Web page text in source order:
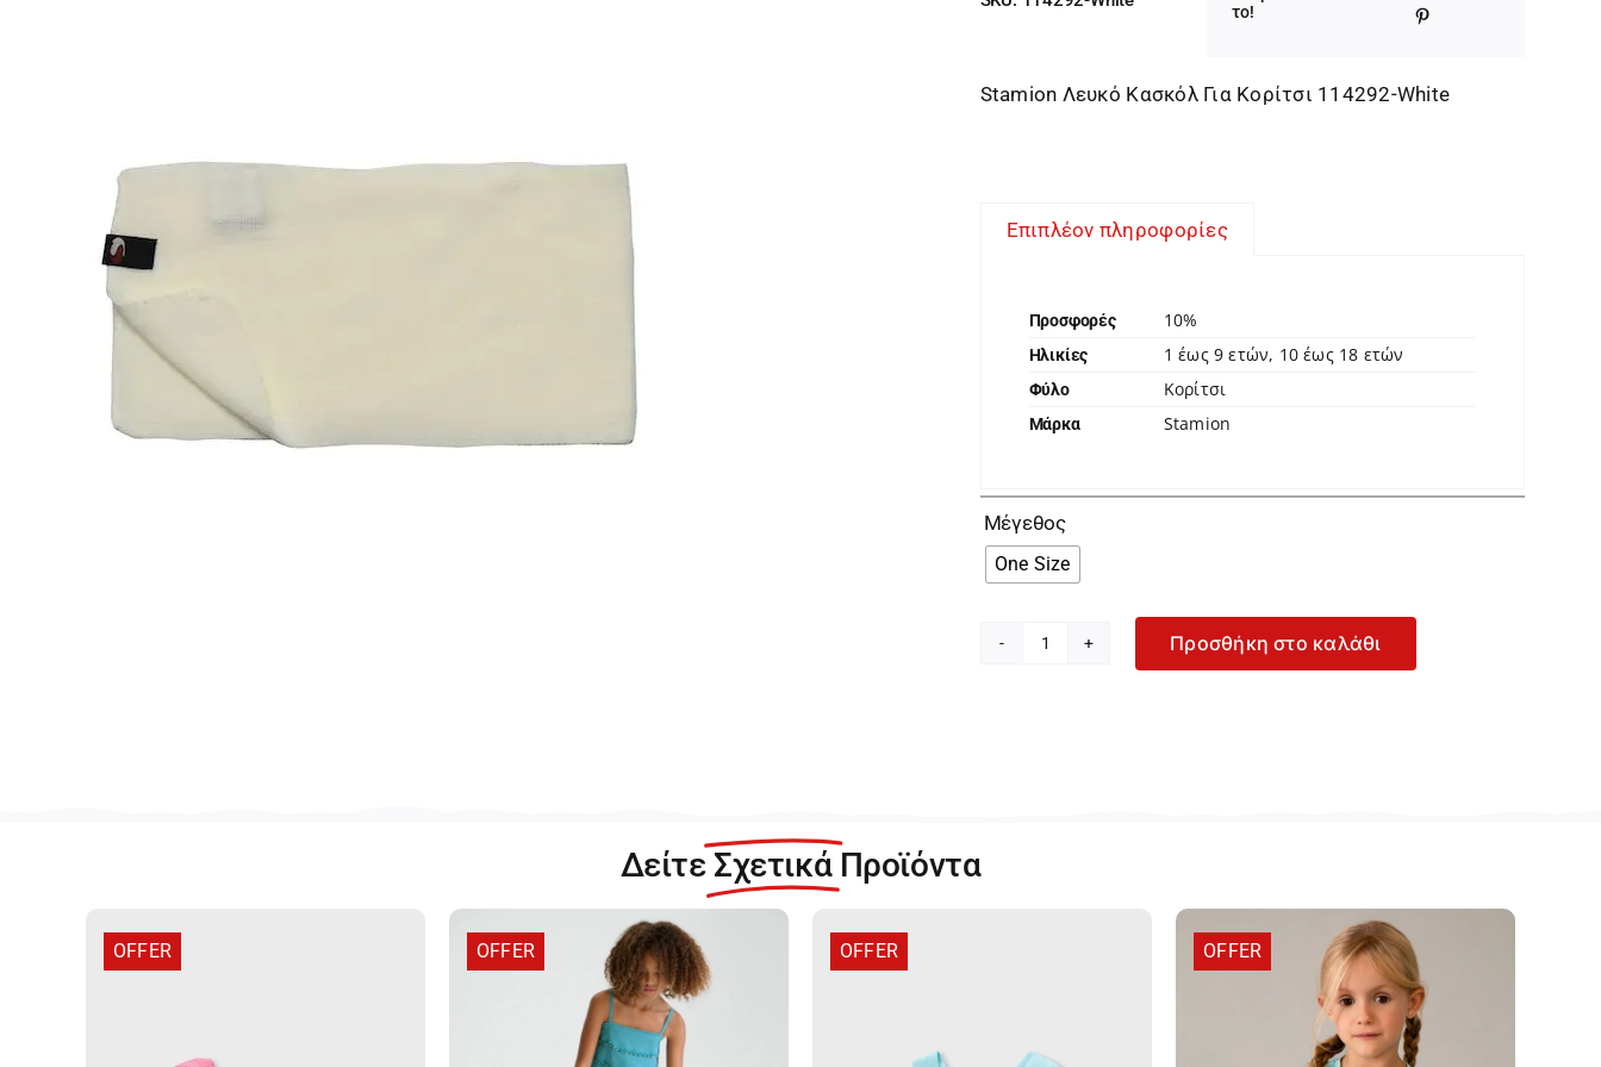
5,40 €.
το!
Stamion Λευκό Κασκόλ Για Κορίτσι 114292-White
Επιπλέον πληροφορίες
Προσφορές 10%
Ηλικίες 1 έως 9 ετών, 10 έως 18 ετών
Φύλο Κορίτσι
Μάρκα Stamion
Μέγεθος
One Size
Stamion
Προσθήκη στο καλάθι
Δείτε Σχετικά Προϊόντα
OFFER OFFER OFFER OFFER